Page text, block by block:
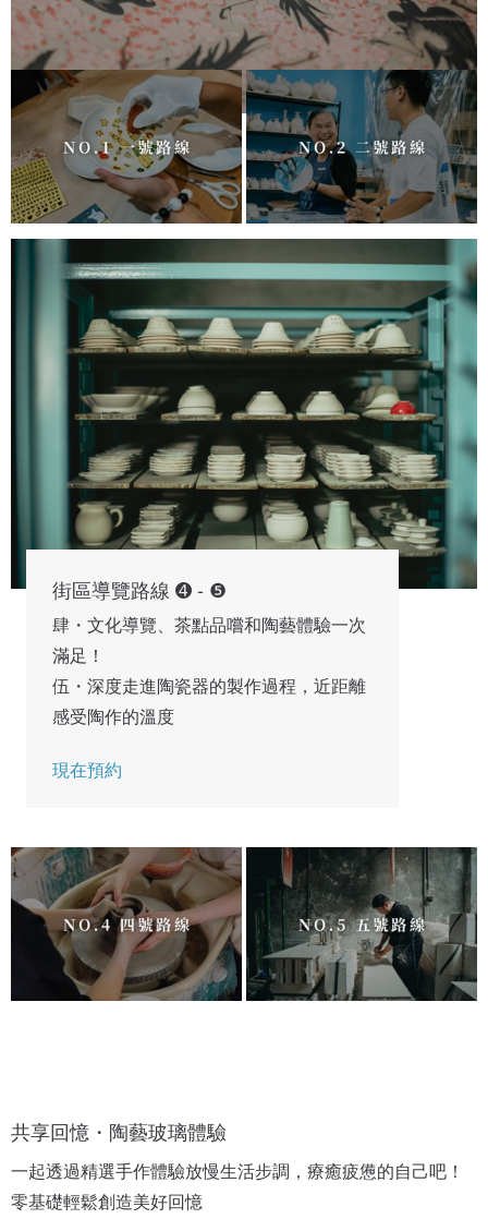
街區導覽路線 ➍ - ❺
肆・文化導覽、茶點品嚐和陶藝體驗一次
滿足！
伍・深度走進陶瓷器的製作過程，近距離
感受陶作的溫度
現在預約
共享回憶・陶藝玻璃體驗
一起透過精選手作體驗放慢生活步調，療癒疲憊的自己吧！
零基礎輕鬆創造美好回憶